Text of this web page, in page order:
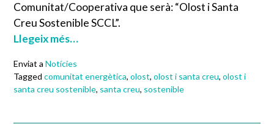
Comunitat/Cooperativa que serà: “Olost i Santa
Creu Sostenible SCCL”.
Llegeix més…
Enviat a Notícies
Tagged comunitat energètica, olost, olost i santa creu, olost i
santa creu sostenible, santa creu, sostenible